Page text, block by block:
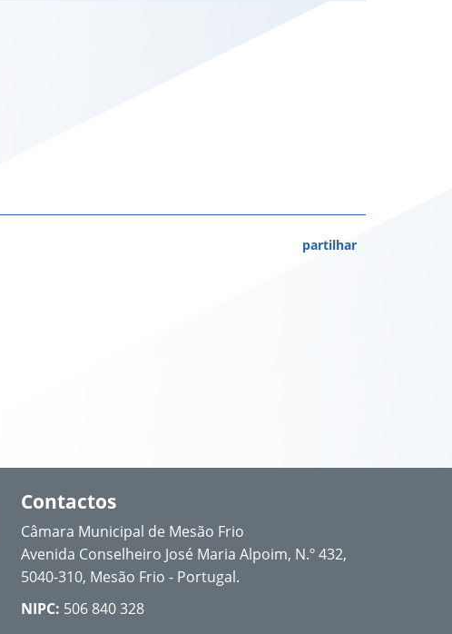
partilhar
Contactos
Câmara Municipal de Mesão Frio
Avenida Conselheiro José Maria Alpoim, N.º 432,
5040-310, Mesão Frio - Portugal.
NIPC: 506 840 328